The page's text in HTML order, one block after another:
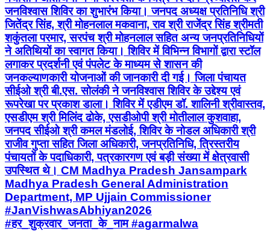
जनविश्वास शिविर का शुभारंभ किया। जनपद अध्यक्ष प्रतिनिधि श्री
जितेंद्र सिंह, श्री मोहनलाल मकवाना, राव श्री राजेंद्र सिंह श्रीमती
शकुंतला परमार, सरपंच श्री मोहनलाल सहित अन्य जनप्रतिनिधियों
ने अतिथियों का स्वागत किया। शिविर में विभिन्न विभागों द्वारा स्टॉल
लगाकर प्रदर्शनी एवं पंपलेट के माध्यम से शासन की
जनकल्याणकारी योजनाओं की जानकारी दी गई। जिला पंचायत
सीईओ श्री बी.एस. सोलंकी ने जनविश्वास शिविर के उद्देश्य एवं
रूपरेखा पर प्रकाश डाला। शिविर में एडीएम डॉ. शालिनी श्रीवास्तव,
एसडीएम श्री मिलिंद ढोके, एसडीओपी श्री मोतीलाल कुशवाहा,
जनपद सीईओ श्री कमल मंडलोई, शिविर के नोडल अधिकारी श्री
राजीव गुप्ता सहित जिला अधिकारी, जनप्रतिनिधि, त्रिस्तरीय
पंचायतों के पदाधिकारी, पत्रकारगण एवं बड़ी संख्या में क्षेत्रवासी
उपस्थित थे। CM Madhya Pradesh Jansampark
Madhya Pradesh General Administration
Department, MP Ujjain Commissioner
#JanVishwasAbhiyan2026
#हर_शुक्रवार_जनता_के_नाम #agarmalwa